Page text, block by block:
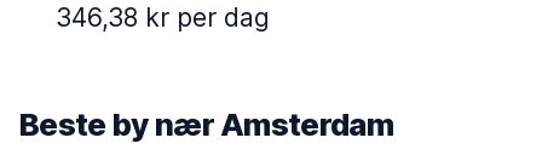
346,38 kr per dag
Beste by nær Amsterdam